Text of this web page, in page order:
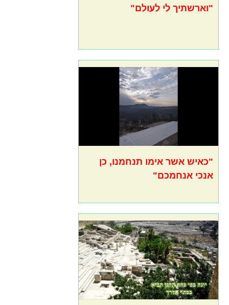
"וארשתיך לי לעולם"
"כאיש אשר אימו תנחמנו, כן
אנכי אנחמכם"